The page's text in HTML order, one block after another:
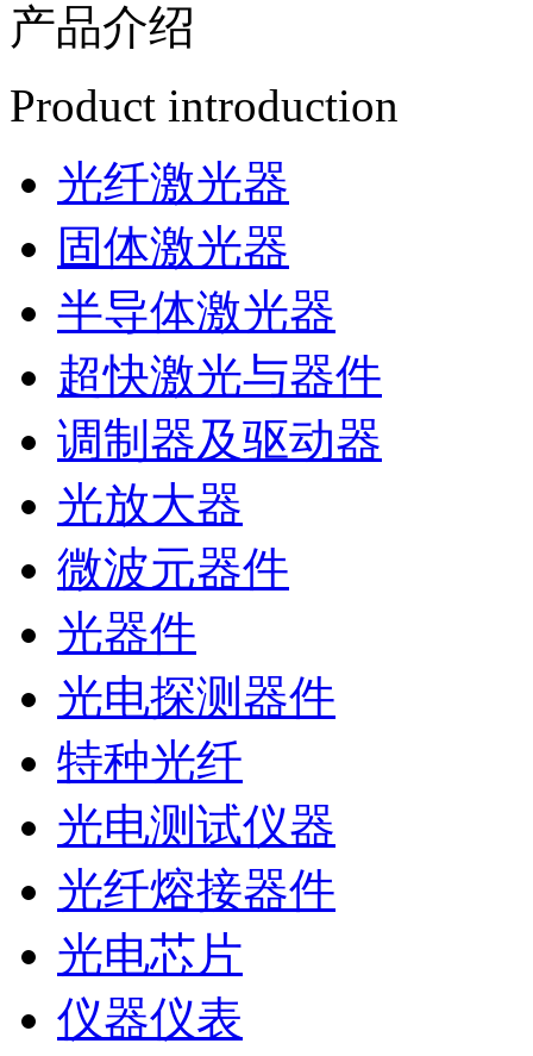
产品介绍
Product introduction
光纤激光器
固体激光器
半导体激光器
超快激光与器件
调制器及驱动器
光放大器
微波元器件
光器件
光电探测器件
特种光纤
光电测试仪器
光纤熔接器件
光电芯片
仪器仪表